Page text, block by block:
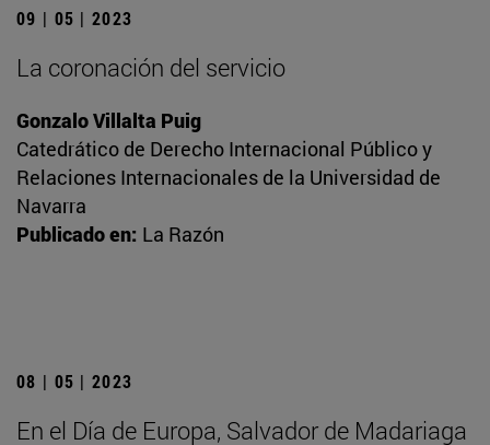
09 | 05 | 2023
La coronación del servicio
Gonzalo Villalta Puig
Catedrático de Derecho Internacional Público y
Relaciones Internacionales de la Universidad de
Navarra
Publicado en: La Razón
08 | 05 | 2023
En el Día de Europa, Salvador de Madariaga